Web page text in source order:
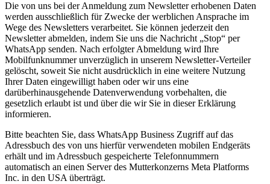
Die von uns bei der Anmeldung zum Newsletter erhobenen Daten
werden ausschließlich für Zwecke der werblichen Ansprache im
Wege des Newsletters verarbeitet. Sie können jederzeit den
Newsletter abmelden, indem Sie uns die Nachricht „Stop“ per
WhatsApp senden. Nach erfolgter Abmeldung wird Ihre
Mobilfunknummer unverzüglich in unserem Newsletter-Verteiler
gelöscht, soweit Sie nicht ausdrücklich in eine weitere Nutzung
Ihrer Daten eingewilligt haben oder wir uns eine
darüberhinausgehende Datenverwendung vorbehalten, die
gesetzlich erlaubt ist und über die wir Sie in dieser Erklärung
informieren.
Bitte beachten Sie, dass WhatsApp Business Zugriff auf das
Adressbuch des von uns hierfür verwendeten mobilen Endgeräts
erhält und im Adressbuch gespeicherte Telefonnummern
automatisch an einen Server des Mutterkonzerns Meta Platforms
Inc. in den USA überträgt.